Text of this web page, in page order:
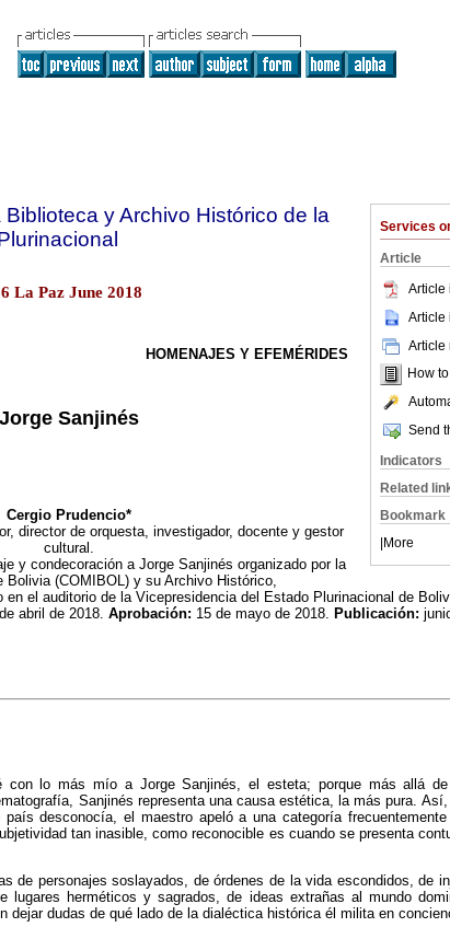
Services
Article
Article
Article
Article
How
Send
Indicators
Related
Bookmark
More
y Archivo Histórico de la
La Paz June 2018
HOMENAJES Y EFEMÉRIDES
Jorge Sanjinés
Cergio Prudencio*
director de orquesta, investigador, docente y gestor
cultural.
y condecoración a Jorge Sanjinés organizado por la
Bolivia (COMIBOL) y su Archivo Histórico,
en el auditorio de la Vicepresidencia del Estado Plurinacional de
abril de 2018. Aprobación: 15 de mayo de 2018. Publicación:
con lo más mío a Jorge Sanjinés, el esteta; porque más allá
Sanjinés representa una causa estética, la más pura.
desconocía, el maestro apeló a una categoría
tan inasible, como reconocible es cuando se presenta
de personajes soslayados, de órdenes de la vida escondidos, de
lugares herméticos y sagrados, de ideas extrañas al mundo
dejar dudas de qué lado de la dialéctica histórica él milita en